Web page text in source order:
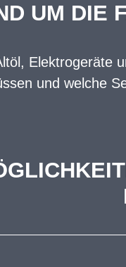
UM DIE
Elektrogeräte
und welche